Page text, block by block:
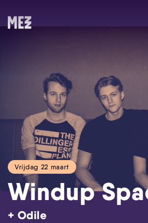
Skip navigatie
Vrijdag 22 maart
Windup
+ Odile